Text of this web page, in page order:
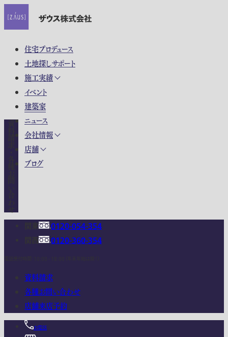
住宅プロデュース
土地探しサポート
施工実績
イベント
建築家
ニュース
会社情報
店舗
ブログ
0120-054-354
0120-360-354
資料請求
各種お問い合わせ
店舗来店予約
お電話